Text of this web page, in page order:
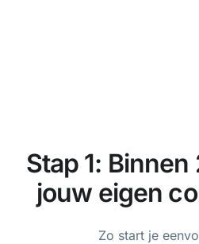
Stap 1:
jouw eigen
Zo start je